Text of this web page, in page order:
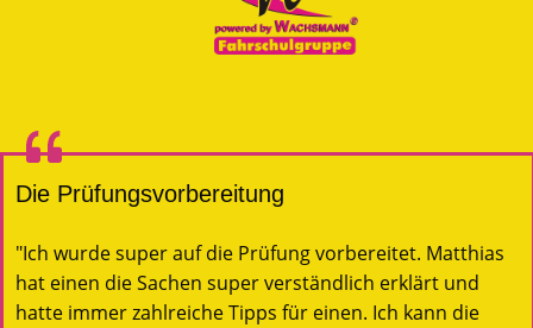
Die Prüfungsvorbereitung
"Ich wurde super auf die Prüfung vorbereitet. Matthias
hat einen die Sachen super verständlich erklärt und
hatte immer zahlreiche Tipps für einen. Ich kann die